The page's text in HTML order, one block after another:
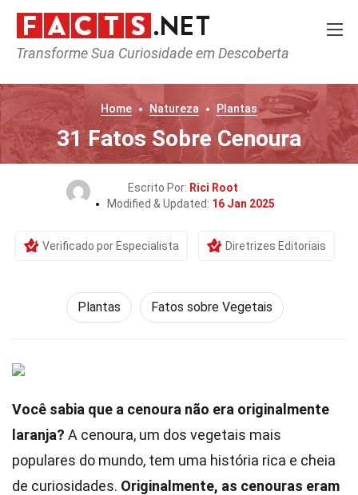
Transforme Sua Curiosidade em Descoberta
Home Natureza Plantas
31 Fatos Sobre Cenoura
Escrito Por: Rici Root
Modified & Updated: 16 Jan 2025
Verificado por Especialista Diretrizes Editoriais
Plantas Fatos sobre Vegetais
Você sabia que a cenoura não era originalmente
laranja? A cenoura, um dos vegetais mais
populares do mundo, tem uma história rica e cheia
de curiosidades. Originalmente, as cenouras eram